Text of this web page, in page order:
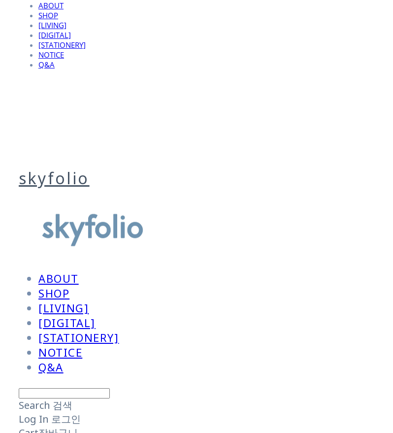
ABOUT
SHOP
[LIVING]
[DIGITAL]
[STATIONERY]
NOTICE
Q&A
skyfolio
ABOUT
SHOP
[LIVING]
[DIGITAL]
[STATIONERY]
NOTICE
Q&A
Search 검색
Log In 로그인